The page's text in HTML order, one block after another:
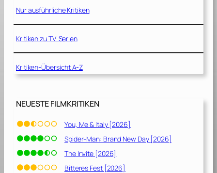
r
P
l
[
1
9
]
Nur ausführliche Kritiken
Kritiken zu TV-Serien
Kritiken-Übersicht A-Z
NEUESTE FILMKRITIKEN
You, Me & Italy [2026]
Spider-Man: Brand New Day [2026]
The Invite [2026]
Bitteres Fest [2026]